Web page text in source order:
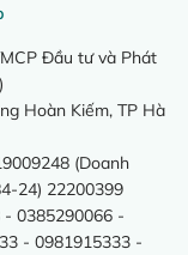
Đầu tư và Phát
Hoàn Kiếm, TP Hà
(Doanh
24) 22200399
- 0385290066 -
- 0981915333 -